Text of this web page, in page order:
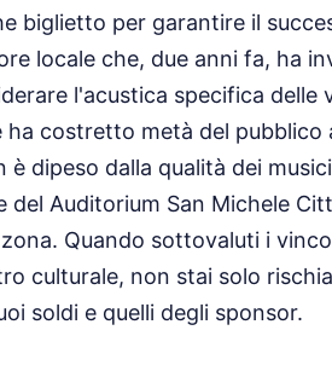
biglietto per garantire il
locale che, due anni fa, ha
l'acustica specifica delle
ha costretto metà del pubblico
è dipeso dalla qualità dei
Auditorium San Michele
Quando sottovaluti i
culturale, non stai solo
soldi e quelli degli sponsor.